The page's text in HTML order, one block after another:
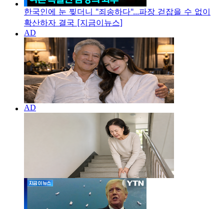
한국인에 눈 찢더니 "죄송하다"...파장 걷잡을 수 없이
확산하자 결국 [지금이뉴스]